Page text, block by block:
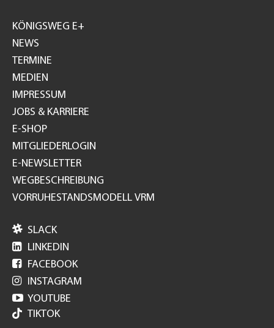
GH
KÖNIGSWEG E+
NEWS
TERMINE
MEDIEN
IMPRESSUM
JOBS & KARRIERE
E-SHOP
MITGLIEDERLOGIN
E-NEWSLETTER
WEGBESCHREIBUNG
VORRUHESTANDSMODELL VRM
 SLACK
 LINKEDIN
 FACEBOOK
 INSTAGRAM
 YOUTUBE
TIKTOK